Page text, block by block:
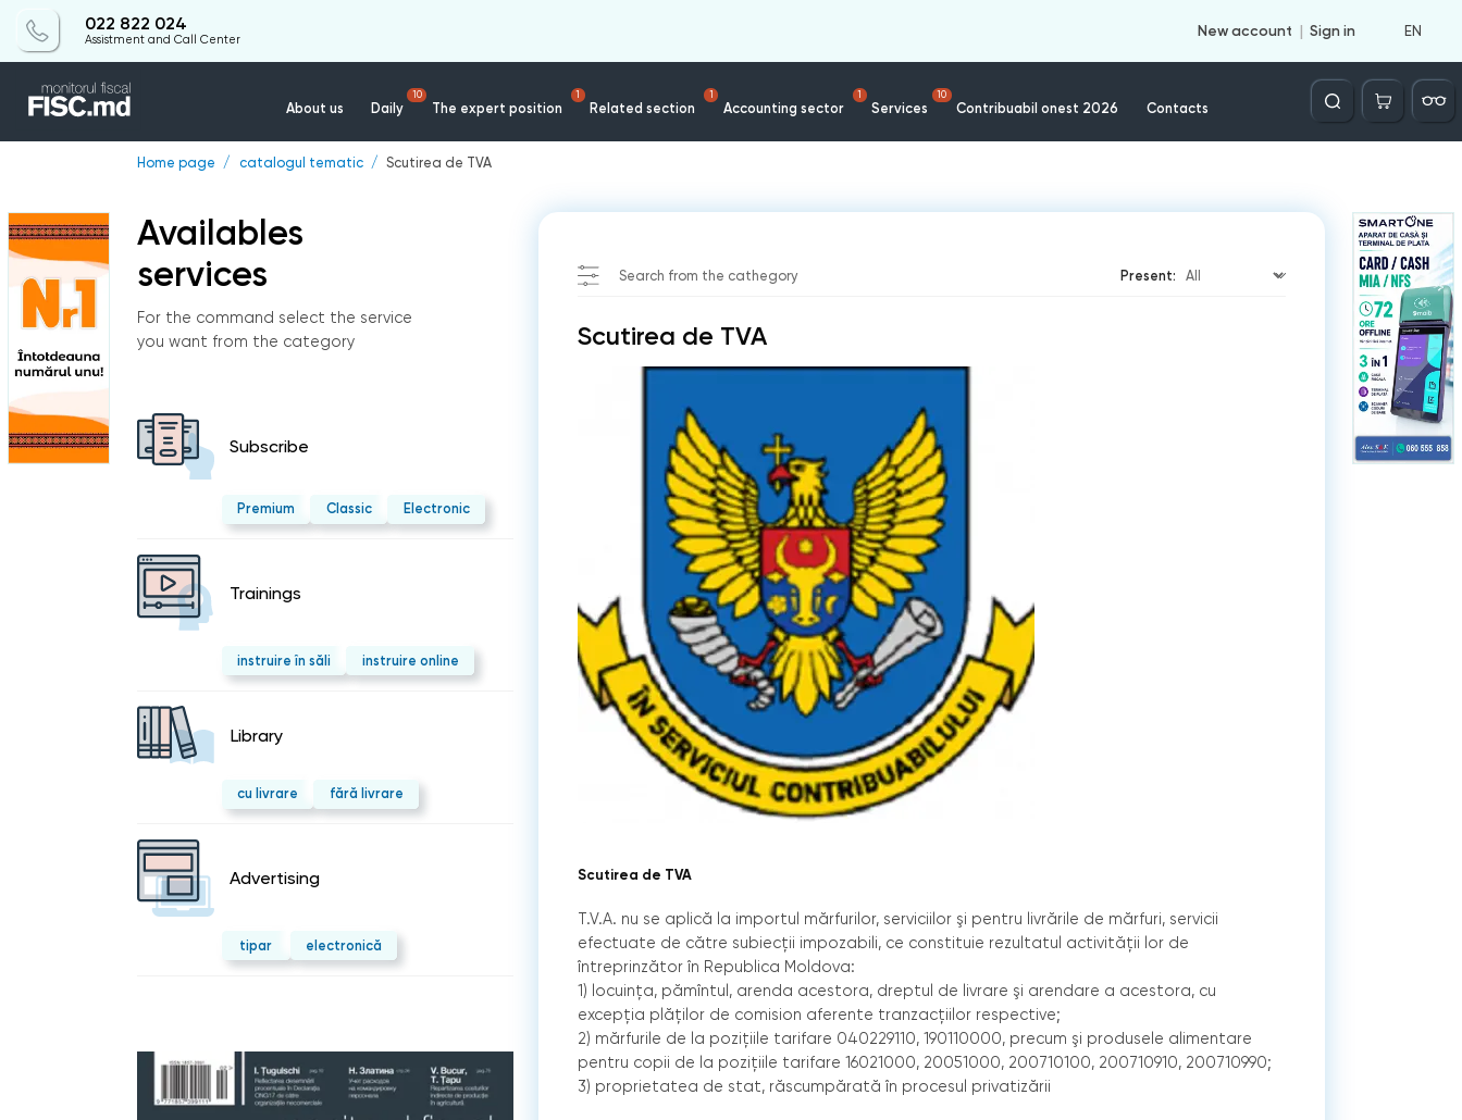
022 822 024
Assistment and Call Center
New account Sign in EN
About us Daily
10
The expert position
1
Related section
1
Accounting sector
1
Services
10
Contribuabil onest 2026 Contacts
Căutare
Home page catalogul tematic Scutirea de TVA
Availables
services
For the command select the service
you want from the category
Subscribe
Premium Classic Electronic
Trainings
instruire în săli instruire online
Library
cu livrare fără livrare
Advertising
tipar electronică
Search from the cathegory Present:
Scutirea de TVA
Scutirea de TVA
T.V.A. nu se aplică la importul mărfurilor, serviciilor şi pentru livrările de mărfuri, servicii
efectuate de către subiecţii impozabili, ce constituie rezultatul activităţii lor de
întreprinzător în Republica Moldova:
1) locuinţa, pămîntul, arenda acestora, dreptul de livrare şi arendare a acestora, cu
excepţia plăţilor de comision aferente tranzacţiilor respective;
2) mărfurile de la poziţiile tarifare 040229110, 190110000, precum şi produsele alimentare
pentru copii de la poziţiile tarifare 16021000, 20051000, 200710100, 200710910, 200710990;
3) proprietatea de stat, răscumpărată în procesul privatizării